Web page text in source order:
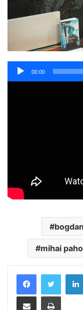
Player
audio
00:00
mihai
Distribuie prin mail